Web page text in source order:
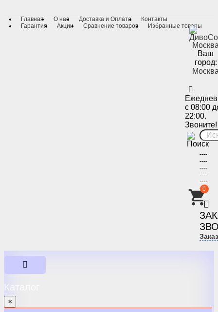
Главная О нас Доставка и Оплата
Контакты
Гарантия
Акции Сравнение товаров Избранные товары
Ваш
город:
с 08:00
22:00.
Звоните!
----
----
----
----
----
----
0
Каталог
×